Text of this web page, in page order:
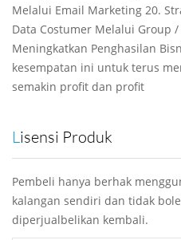
Melalui Email Marketing 20.
Data Costumer Melalui Group
Meningkatkan Penghasilan
kesempatan ini untuk terus
semakin profit dan profit
Lisensi Produk
Pembeli hanya berhak
kalangan sendiri dan tidak
diperjualbelikan kembali.